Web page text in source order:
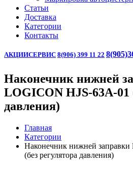
Статьи
Доставка
Категории
Контакты
АКЦИИСЕРВИС 8(906) 399 11 22
Наконечник нижней
LOGICON HJS-63A-01
давления)
Главная
Категории
Наконечник нижней
(без регулятора давления)